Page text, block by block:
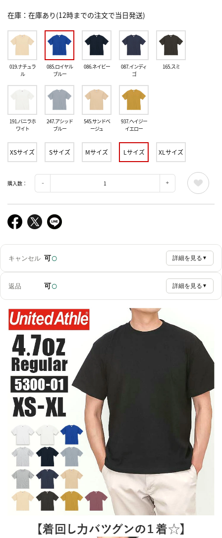
在庫 在庫あり(12時までの注文で当日発送)
019.ナチュラ
ル
085.ロイヤル
ブルー
086.ネイビー
087.インディ
ゴ
165.スミ
191.バニラホ
ワイト
247.アシッド
ブルー
545.サンドベ
ージュ
937.ヘイジー
イエロー
XSサイズ Sサイズ Mサイズ Lサイズ XLサイズ
購入数：
キャンセル 可○ 詳細を見る ▼
返品 可○ 詳細を見る ▼